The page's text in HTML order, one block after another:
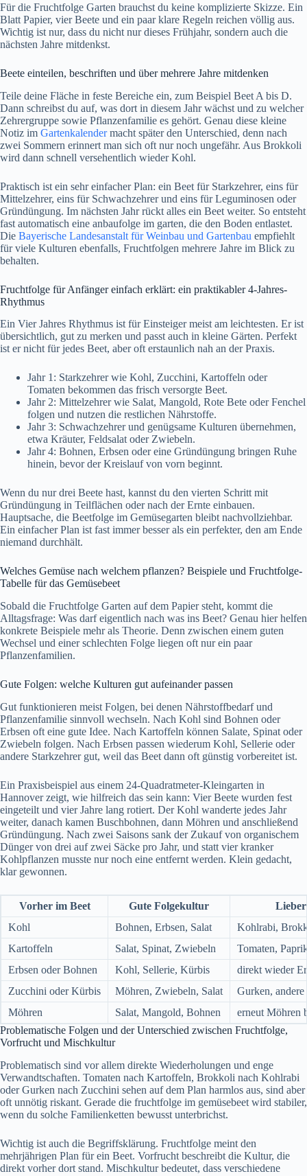
Für die Fruchtfolge Garten brauchst du keine komplizierte Skizze. Ein
Blatt Papier, vier Beete und ein paar klare Regeln reichen völlig aus.
Wichtig ist nur, dass du nicht nur dieses Frühjahr, sondern auch die
nächsten Jahre mitdenkst.
Beete einteilen, beschriften und über mehrere Jahre mitdenken
Teile deine Fläche in feste Bereiche ein, zum Beispiel Beet A bis D.
Dann schreibst du auf, was dort in diesem Jahr wächst und zu welcher
Zehrergruppe sowie Pflanzenfamilie es gehört. Genau diese kleine
Notiz im Gartenkalendermacht später den Unterschied, denn nach
zwei Sommern erinnert man sich oft nur noch ungefähr. Aus Brokkoli
wird dann schnell versehentlich wieder Kohl.
Praktisch ist ein sehr einfacher Plan: ein Beet für Starkzehrer, eins für
Mittelzehrer, eins für Schwachzehrer und eins für Leguminosen oder
Gründüngung. Im nächsten Jahr rückt alles ein Beet weiter. So entsteht
fast automatisch eine anbaufolge im garten, die den Boden entlastet.
Die Bayerische Landesanstalt für Weinbau und Gartenbau empfiehlt
für viele Kulturen ebenfalls, Fruchtfolgen mehrere Jahre im Blick zu
behalten.
Fruchtfolge für Anfänger einfach erklärt: ein praktikabler 4-Jahres-
Rhythmus
Ein Vier Jahres Rhythmus ist für Einsteiger meist am leichtesten. Er ist
übersichtlich, gut zu merken und passt auch in kleine Gärten. Perfekt
ist er nicht für jedes Beet, aber oft erstaunlich nah an der Praxis.
Jahr 1: Starkzehrer wie Kohl, Zucchini, Kartoffeln oder
Tomaten bekommen das frisch versorgte Beet.
Jahr 2: Mittelzehrer wie Salat, Mangold, Rote Bete oder Fenchel
folgen und nutzen die restlichen Nährstoffe.
Jahr 3: Schwachzehrer und genügsame Kulturen übernehmen,
etwa Kräuter, Feldsalat oder Zwiebeln.
Jahr 4: Bohnen, Erbsen oder eine Gründüngung bringen Ruhe
hinein, bevor der Kreislauf von vorn beginnt.
Wenn du nur drei Beete hast, kannst du den vierten Schritt mit
Gründüngung in Teilflächen oder nach der Ernte einbauen.
Hauptsache, die Beetfolge im Gemüsegarten bleibt nachvollziehbar.
Ein einfacher Plan ist fast immer besser als ein perfekter, den am Ende
niemand durchhält.
Welches Gemüse nach welchem pflanzen? Beispiele und Fruchtfolge-
Tabelle für das Gemüsebeet
Sobald die Fruchtfolge Garten auf dem Papier steht, kommt die
Alltagsfrage: Was darf eigentlich nach was ins Beet? Genau hier helfen
konkrete Beispiele mehr als Theorie. Denn zwischen einem guten
Wechsel und einer schlechten Folge liegen oft nur ein paar
Pflanzenfamilien.
Gute Folgen: welche Kulturen gut aufeinander passen
Gut funktionieren meist Folgen, bei denen Nährstoffbedarf und
Pflanzenfamilie sinnvoll wechseln. Nach Kohl sind Bohnen oder
Erbsen oft eine gute Idee. Nach Kartoffeln können Salate, Spinat oder
Zwiebeln folgen. Nach Erbsen passen wiederum Kohl, Sellerie oder
andere Starkzehrer gut, weil das Beet dann oft günstig vorbereitet ist.
Ein Praxisbeispiel aus einem 24-Quadratmeter-Kleingarten in
Hannover zeigt, wie hilfreich das sein kann: Vier Beete wurden fest
eingeteilt und vier Jahre lang rotiert. Der Kohl wanderte jedes Jahr
weiter, danach kamen Buschbohnen, dann Möhren und anschließend
Gründüngung. Nach zwei Saisons sank der Zukauf von organischem
Dünger von drei auf zwei Säcke pro Jahr, und statt vier kranker
Kohlpflanzen musste nur noch eine entfernt werden. Klein gedacht,
klar gewonnen.
Vorher im Beet Gute Folgekultur
Kohl
Bohnen, Erbsen, Salat
Kohlrabi,
Kartoffeln
Salat, Spinat, Zwiebeln
Tomaten,
Erbsen oder Bohnen
Kohl, Sellerie, Kürbis
direkt wieder
Zucchini oder Kürbis
Möhren, Zwiebeln, Salat
Gurken,
Möhren
Salat, Mangold, Bohnen
erneut Möhren
Problematische Folgen und der Unterschied zwischen Fruchtfolge,
Vorfrucht und Mischkultur
Problematisch sind vor allem direkte Wiederholungen und enge
Verwandtschaften. Tomaten nach Kartoffeln, Brokkoli nach Kohlrabi
oder Gurken nach Zucchini sehen auf dem Plan harmlos aus, sind aber
oft unnötig riskant. Gerade die fruchtfolge im gemüsebeet wird stabiler,
wenn du solche Familienketten bewusst unterbrichst.
Wichtig ist auch die Begriffsklärung. Fruchtfolge meint den
mehrjährigen Plan für ein Beet. Vorfrucht beschreibt die Kultur, die
direkt vorher dort stand. Mischkultur bedeutet, dass verschiedene